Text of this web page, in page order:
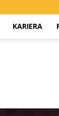
KARIERA